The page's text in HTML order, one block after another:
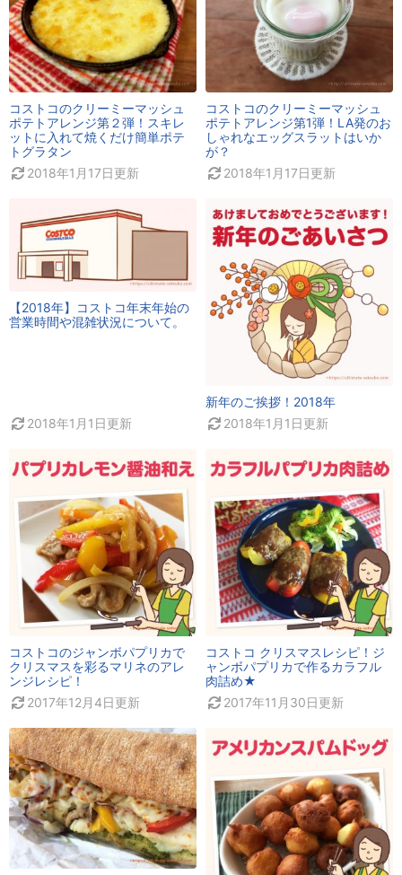
コストコのクリーミーマッシュ
ポテトアレンジ第２弾！スキレ
ットに入れて焼くだけ簡単ポテ
トグラタン
2018年1月17日更新
コストコのクリーミーマッシュ
ポテトアレンジ第1弾！LA発のお
しゃれなエッグスラットはいか
が？
2018年1月17日更新
【2018年】コストコ年末年始の
営業時間や混雑状況について。
2018年1月1日更新
新年のご挨拶！2018年
2018年1月1日更新
コストコのジャンボパプリカで
クリスマスを彩るマリネのアレ
ンジレシピ！
2017年12月4日更新
コストコ クリスマスレシピ！ジ
ャンボパプリカで作るカラフル
肉詰め★
2017年11月30日更新